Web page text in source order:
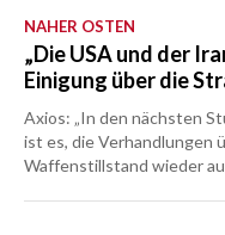
NAHER OSTEN
„Die USA und der
Einigung über die
Axios: „In den nächsten
ist es, die Verhandlungen
Waffenstillstand wieder